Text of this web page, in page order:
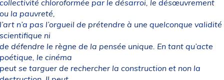
chloroformée par le désarroi, le désœuvrement
la pauvreté,
n’a pas l’orgueil de prétendre à une quelconque validité
ni
défendre le règne de la pensée unique. En tant qu’acte
le cinéma
se targuer de rechercher la construction et non la